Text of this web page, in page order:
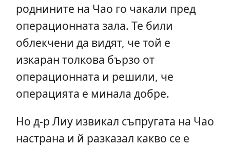
роднините на Чао го чакали пред
операционната зала. Те били
облекчени да видят, че той е
изкаран толкова бързо от
операционната и решили, че
операцията е минала добре.
Но д-р Лиу извикал съпругата на Чао
настрана и й разказал какво се е